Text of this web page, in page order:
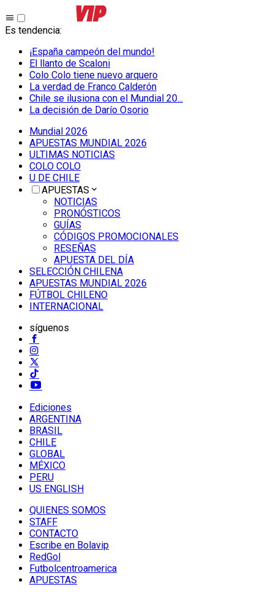
Es tendencia:
¡España campeón del mundo!
El llanto de Scaloni
Colo Colo tiene nuevo arquero
La verdad de Franco Calderón
Chile se ilusiona con el Mundial 20...
La decisión de Darío Osorio
Mundial 2026
APUESTAS MUNDIAL 2026
ULTIMAS NOTICIAS
COLO COLO
U DE CHILE
APUESTAS
NOTICIAS
PRONÓSTICOS
GUÍAS
CÓDIGOS PROMOCIONALES
RESEÑAS
APUESTA DEL DÍA
SELECCIÓN CHILENA
APUESTAS MUNDIAL 2026
FÚTBOL CHILENO
INTERNACIONAL
síguenos
Ediciones
ARGENTINA
BRASIL
CHILE
GLOBAL
MÉXICO
PERU
US ENGLISH
QUIENES SOMOS
STAFF
CONTACTO
Escribe en Bolavip
RedGol
Futbolcentroamerica
APUESTAS